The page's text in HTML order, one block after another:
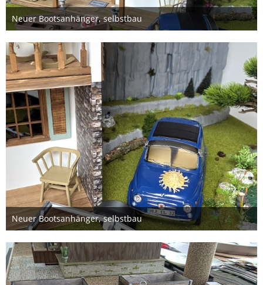
Neuer Bootsanhänger, selbstbau
4. Juni 2026
1
Neuer Bootsanhänger, selbstbau
4. Juni 2026